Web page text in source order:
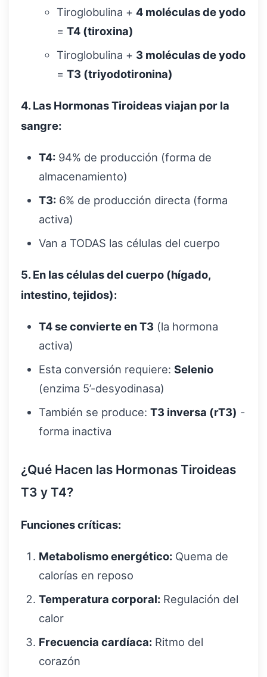
Tiroglobulina + 4 moléculas de yodo
= T4 (tiroxina)
Tiroglobulina + 3 moléculas de yodo
= T3 (triyodotironina)
4. Las Hormonas Tiroideas viajan por la
sangre:
T4: 94% de producción (forma de
almacenamiento)
T3: 6% de producción directa (forma
activa)
Van a TODAS las células del cuerpo
5. En las células del cuerpo (hígado,
intestino, tejidos):
T4 se convierte en T3 (la hormona
activa)
Esta conversión requiere: Selenio
(enzima 5’-desyodinasa)
También se produce: T3 inversa (rT3) -
forma inactiva
¿Qué Hacen las Hormonas Tiroideas
T3 y T4?
Funciones críticas:
Metabolismo energético: Quema de
calorías en reposo
Temperatura corporal: Regulación del
calor
Frecuencia cardíaca: Ritmo del
corazón